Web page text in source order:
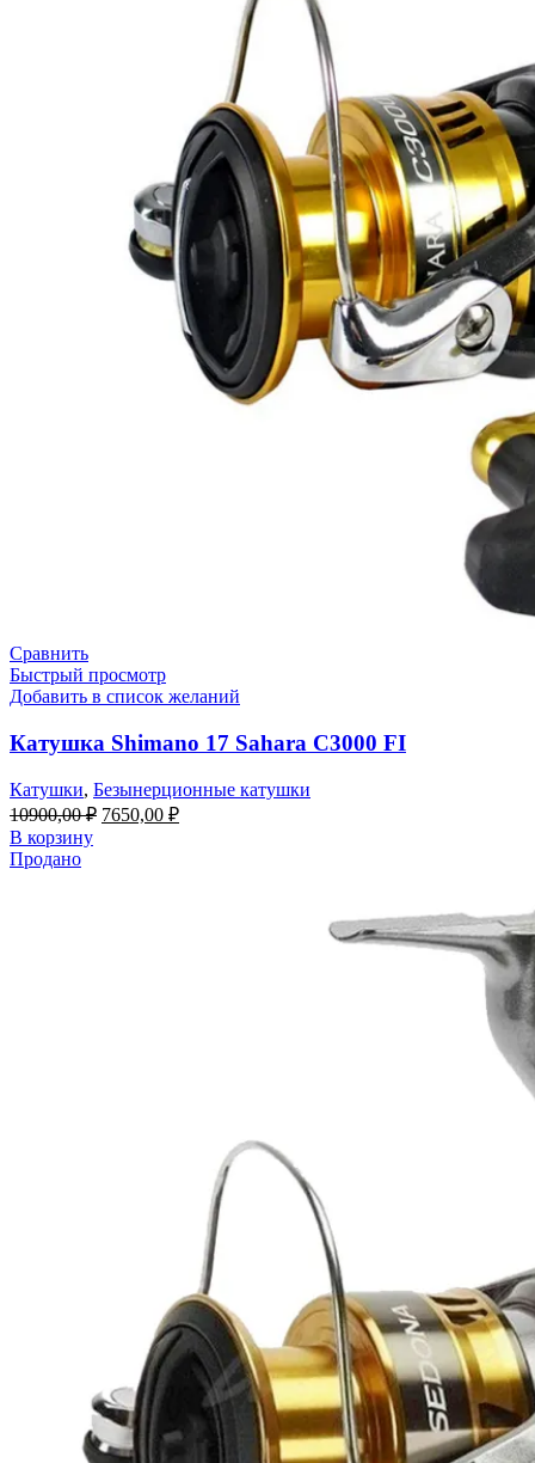
Сравнить
Быстрый просмотр
Добавить в список желаний
Катушка Shimano 17 Sahara C3000 FI
Катушки, Безынерционные катушки
10900,00₽ 7650,00 ₽
В корзину
Продано